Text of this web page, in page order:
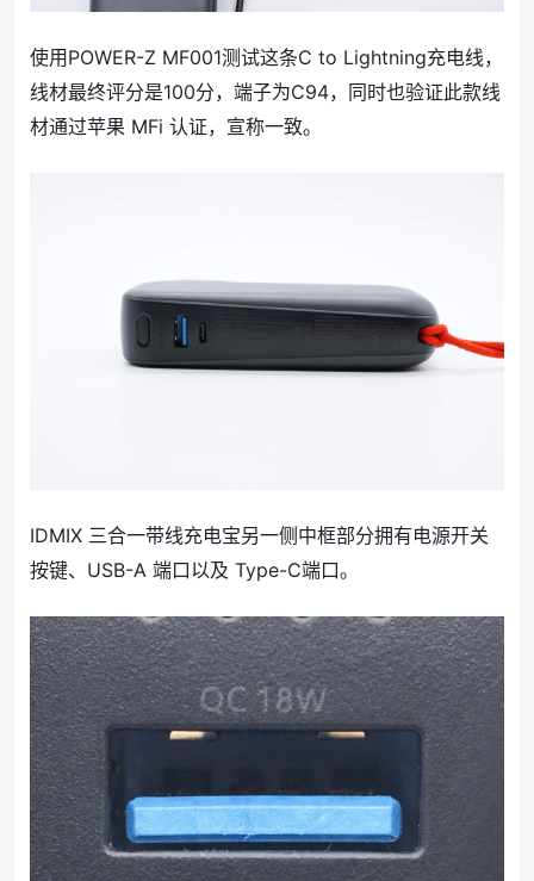
使用POWER-Z MF001测试这条C to Lightning充电线，
线材最终评分是100分，端子为C94，同时也验证此款线
材通过苹果 MFi 认证，宣称一致。
IDMIX 三合一带线充电宝另一侧中框部分拥有电源开关
按键、USB-A 端口以及 Type-C端口。